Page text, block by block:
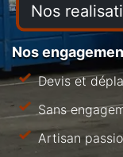
Nos
Nos
Devis et
Sans
Artisan